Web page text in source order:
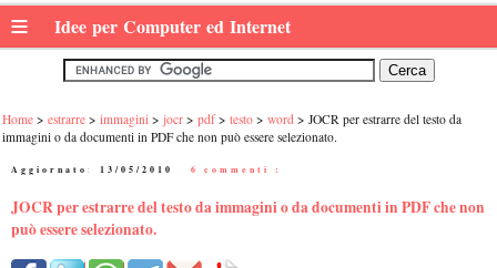
≡ Idee per Computer ed Internet
Home estrarre immagini jocr pdf testo word
JOCR per estrarre del testo da
immagini o da documenti in PDF che non può essere selezionato.
Aggiornato: 13/05/2010 6 commenti :
JOCR per estrarre del testo da immagini o da documenti in PDF che non
può essere selezionato.